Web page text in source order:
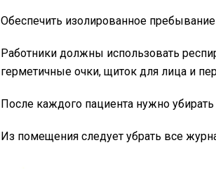
Обеспечить изолированное
Работники должны использовать
герметичные очки, щиток для лица и
После каждого пациента нужно убирать
Из помещения следует убрать все